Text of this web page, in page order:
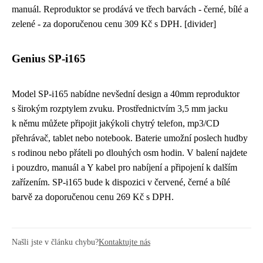
manuál. Reproduktor se prodává ve třech barvách - černé, bílé a
zelené - za doporučenou cenu 309 Kč s DPH. [divider]
Genius SP-i165
Model SP-i165 nabídne nevšední design a 40mm reproduktor
s širokým rozptylem zvuku. Prostřednictvím 3,5 mm jacku
k němu můžete připojit jakýkoli chytrý telefon, mp3/CD
přehrávač, tablet nebo notebook. Baterie umožní poslech hudby
s rodinou nebo přáteli po dlouhých osm hodin. V balení najdete
i pouzdro, manuál a Y kabel pro nabíjení a připojení k dalším
zařízením. SP-i165 bude k dispozici v červené, černé a bílé
barvě za doporučenou cenu 269 Kč s DPH.
Našli jste v článku chybu?Kontaktujte nás